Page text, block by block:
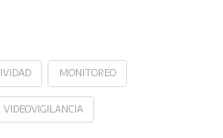
MONITOREO
VIDEOVIGILANCIA